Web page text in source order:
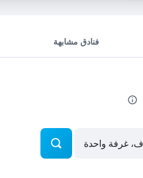
فنادق مشابهة